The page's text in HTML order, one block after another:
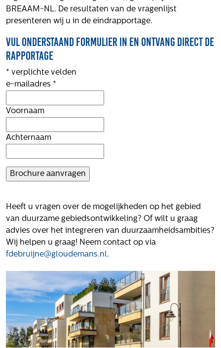
Integrale aanpak gebiedsvisie
BREAAM-NL. De resultaten van de vragenlijst
presenteren wij u in de eindrapportage.
Vul onderstaand formulier in en ontvang direct de
rapportage
* verplichte velden
e-mailadres *
Voornaam
Achternaam
Heeft u vragen over de mogelijkheden op het gebied
van duurzame gebiedsontwikkeling? Of wilt u graag
advies over het integreren van duurzaamheidsambities?
Wij helpen u graag! Neem contact op via
fdebruijne@gloudemans.nl.